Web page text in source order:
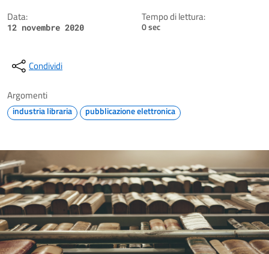
Data:
12 novembre 2020
Tempo di lettura:
0 sec
Condividi
Argomenti
industria libraria pubblicazione elettronica